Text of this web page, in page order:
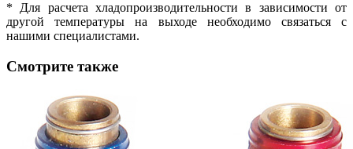
* Для расчета хладопроизводительности в зависимости от
другой температуры на выходе необходимо связаться с
нашими специалистами.
Смотрите также